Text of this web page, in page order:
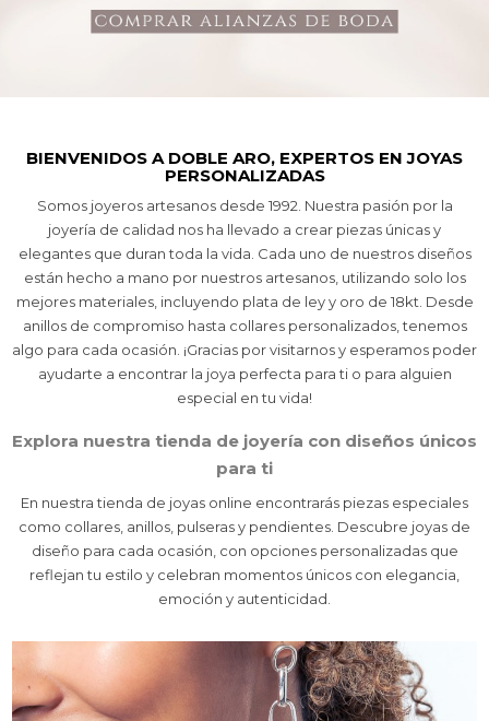
BIENVENIDOS A DOBLE ARO, EXPERTOS EN JOYAS
PERSONALIZADAS
Somos joyeros artesanos desde 1992. Nuestra pasión por la
joyería de calidad nos ha llevado a crear piezas únicas y
elegantes que duran toda la vida. Cada uno de nuestros diseños
están hecho a mano por nuestros artesanos, utilizando solo los
mejores materiales, incluyendo plata de ley y oro de 18kt. Desde
anillos de compromiso hasta collares personalizados, tenemos
algo para cada ocasión. ¡Gracias por visitarnos y esperamos poder
ayudarte a encontrar la joya perfecta para ti o para alguien
especial en tu vida!
Explora nuestra tienda de joyería con diseños únicos
para ti
En nuestra tienda de joyas online encontrarás piezas especiales
como collares, anillos, pulseras y pendientes. Descubre joyas de
diseño para cada ocasión, con opciones personalizadas que
reflejan tu estilo y celebran momentos únicos con elegancia,
emoción y autenticidad.